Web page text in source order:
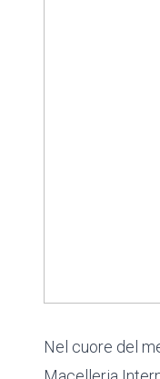
Nel cuore del